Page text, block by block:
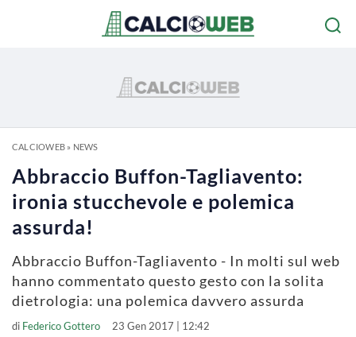
CALCIOWEB» NEWS
Abbraccio Buffon-Tagliavento:
ironia stucchevole e polemica
assurda!
Abbraccio Buffon-Tagliavento - In molti sul web
hanno commentato questo gesto con la solita
dietrologia: una polemica davvero assurda
di Federico Gottero 23 Gen 2017 | 12:42